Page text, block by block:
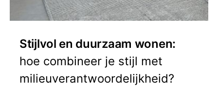
Stijlvol en duurzaam wonen:
hoe combineer je stijl met
milieuverantwoordelijkheid?